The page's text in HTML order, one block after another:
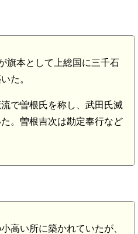
旗本として上総国に三千石
た。
で曽根氏を称し、武田氏滅
。曽根吉次は勘定奉行など
高い所に築かれていたが、